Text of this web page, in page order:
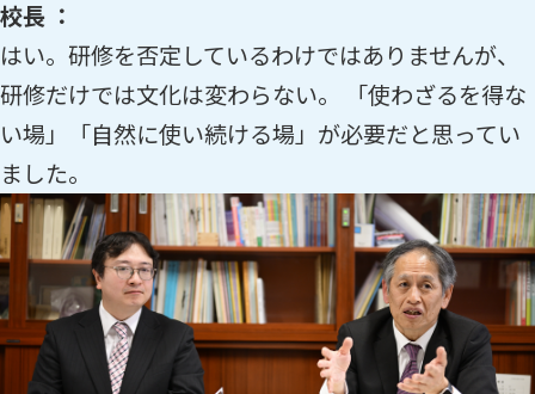
校長 ：
はい。研修を否定しているわけではありませんが、
研修だけでは文化は変わらない。 「使わざるを得な
い場」「自然に使い続ける場」が必要だと思ってい
ました。